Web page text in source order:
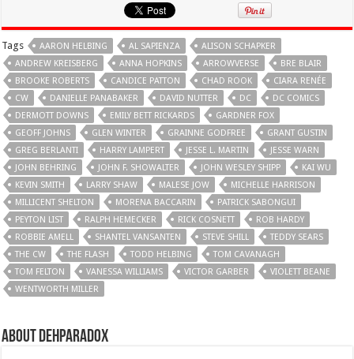
Tags AARON HELBING AL SAPIENZA
ALISON SCHAPKER
ANDREW KREISBERG
ANNA HOPKINS ARROWVERSE
BRE BLAIR
BROOKE ROBERTS
CANDICE PATTON CHAD ROOK
CIARA RENÉE
CW
DANIELLE PANABAKER DAVID NUTTER DC
DC COMICS
DERMOTT DOWNS
EMILY BETT RICKARDS
GARDNER FOX
GEOFF JOHNS
GLEN WINTER GRAINNE GODFREE
GRANT GUSTIN
GREG BERLANTI
HARRY LAMPERT JESSE L. MARTIN
JESSE WARN
JOHN BEHRING
JOHN F. SHOWALTER JOHN WESLEY SHIPP
KAI WU
KEVIN SMITH
LARRY SHAW MALESE JOW
MICHELLE HARRISON
MILLICENT SHELTON
MORENA BACCARIN
PATRICK SABONGUI
PEYTON LIST
RALPH HEMECKER RICK COSNETT
ROB HARDY
ROBBIE AMELL
SHANTEL VANSANTEN STEVE SHILL
TEDDY SEARS
THE CW
THE FLASH TODD HELBING
TOM CAVANAGH
TOM FELTON
VANESSA WILLIAMS VICTOR GARBER
VIOLETT BEANE
WENTWORTH MILLER
About Dehparadox